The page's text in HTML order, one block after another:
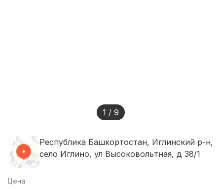
1 / 9
Республика Башкортостан, Иглинский р-н,
село Иглино, ул Высоковольтная, д 38/1
Цена